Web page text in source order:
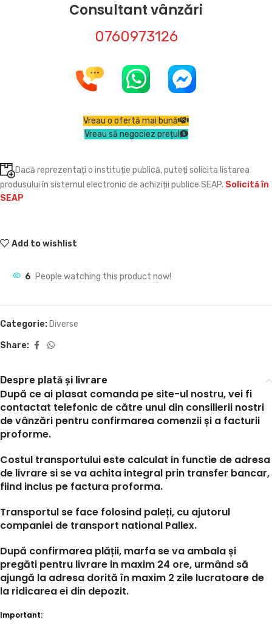
Consultant vânzări
0760973126
Vreau o ofertă mai bună
Vreau să negociez prețul
Dacă reprezentați o instituție publică, puteți solicita listarea
produsului în sistemul electronic de achiziții publice SEAP. Solicită în
SEAP
Add to wishlist
6 People watching this product now!
Categorie: Diverse
Share:
Despre plată și livrare
După ce ai plasat comanda pe site-ul nostru, vei fi
contactat telefonic de către unul din consilierii nostri
de vânzări pentru confirmarea comenzii și a facturii
proforme.
Costul transportului este calculat in functie de adresa
de livrare si se va achita integral prin transfer bancar,
fiind inclus pe factura proforma.
Transportul se face folosind paleți, cu ajutorul
companiei de transport national Pallex.
După confirmarea plății, marfa se va ambala și
pregăti pentru livrare in maxim 24 ore, urmând să
ajungă la adresa dorită în maxim 2 zile lucratoare de
la ridicarea ei din depozit.
Important: